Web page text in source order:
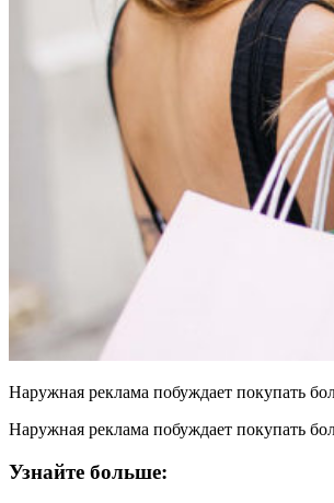
Наружная реклама побуждает покупать
Наружная реклама побуждает покупать
Узнайте больше: